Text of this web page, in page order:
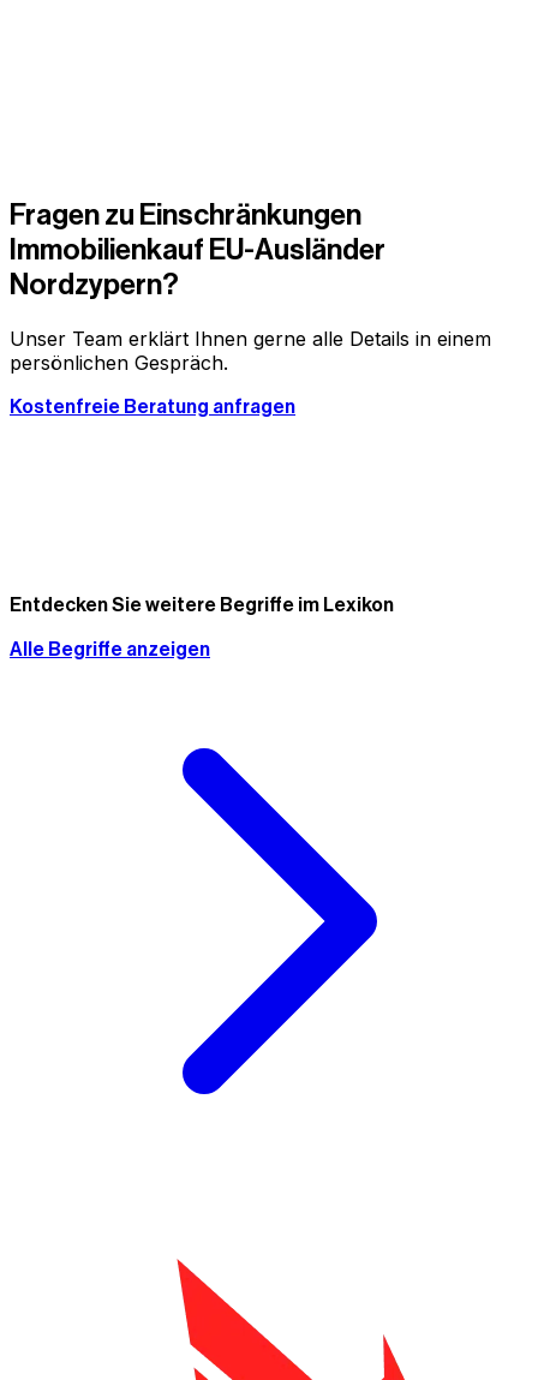
Fragen zu Einschränkungen
Immobilienkauf EU-Ausländer
Nordzypern?
Unser Team erklärt Ihnen gerne alle Details in einem
persönlichen Gespräch.
Kostenfreie Beratung anfragen
Entdecken Sie weitere Begriffe im Lexikon
Alle Begriffe anzeigen